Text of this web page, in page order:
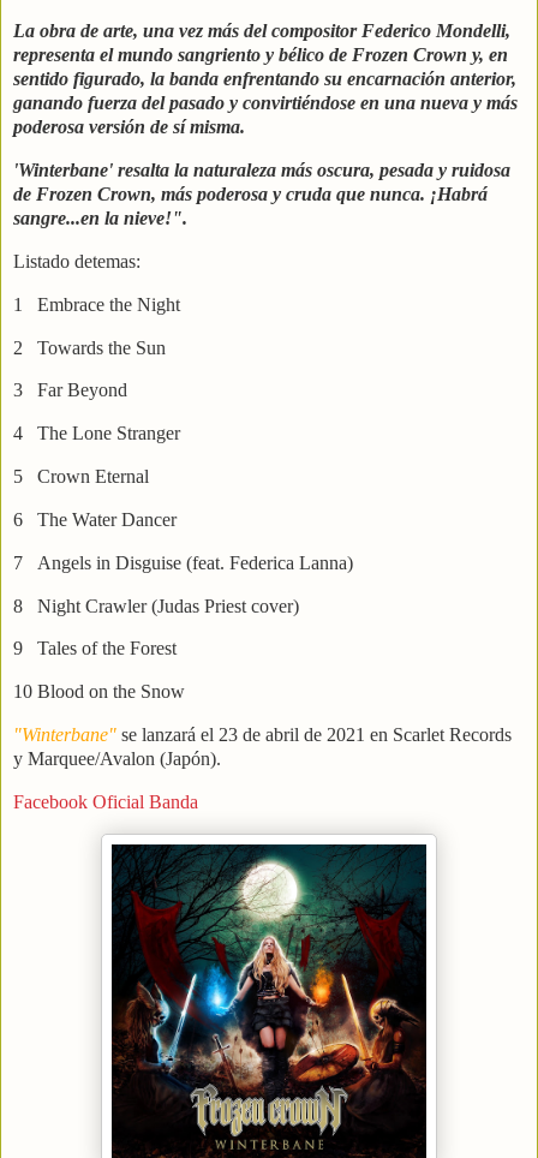
La obra de arte, una vez más del compositor Federico Mondelli,
representa el mundo sangriento y bélico de Frozen Crown y, en
sentido figurado, la banda enfrentando su encarnación anterior,
ganando fuerza del pasado y convirtiéndose en una nueva y más
poderosa versión de sí misma.
'Winterbane' resalta la naturaleza más oscura, pesada y ruidosa
de Frozen Crown, más poderosa y cruda que nunca. ¡Habrá
sangre...en la nieve!".
Listado detemas:
1 Embrace the Night
2 Towards the Sun
3 Far Beyond
4 The Lone Stranger
5 Crown Eternal
6 The Water Dancer
7 Angels in Disguise (feat. Federica Lanna)
8 Night Crawler (Judas Priest cover)
9 Tales of the Forest
10 Blood on the Snow
"Winterbane" se lanzará el 23 de abril de 2021 en Scarlet Records
y Marquee/Avalon (Japón).
Facebook Oficial Banda